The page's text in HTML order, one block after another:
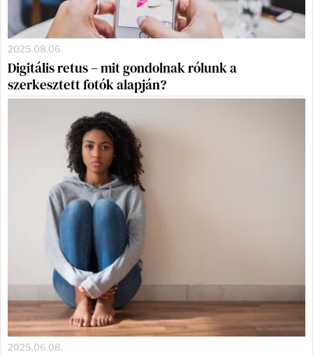
2025.08.06.
Digitális retus – mit gondolnak rólunk a
szerkesztett fotók alapján?
2025.06.08.